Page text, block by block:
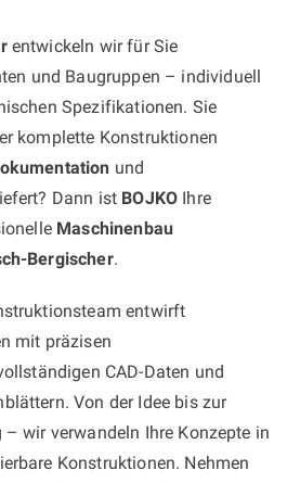
entwickeln wir für Sie
und Baugruppen – individuell
Spezifikationen. Sie
komplette Konstruktionen
und
Dann ist BOJKO Ihre
Maschinenbau
Bergischer.
entwirft
mit präzisen
CAD-Daten und
Von der Idee bis zur
wir verwandeln Ihre Konzepte in
Konstruktionen. Nehmen